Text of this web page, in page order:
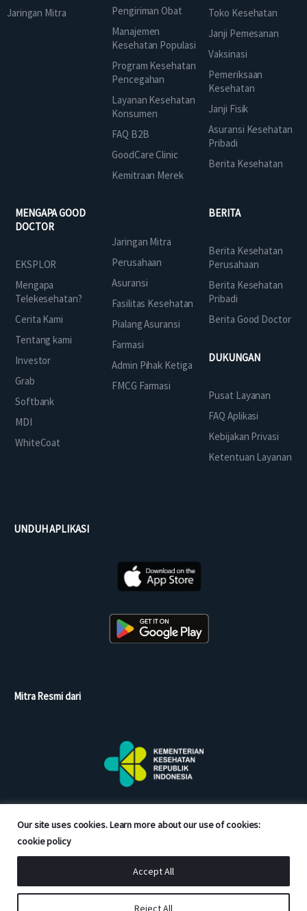
Our site uses cookies. Learn more about our use of cookies:
cookie policy
Reject All
Accept All
Jaringan Mitra
Pengiriman Obat
Manajemen
Kesehatan Populasi
Program Kesehatan
Pencegahan
Layanan Kesehatan
Konsumen
FAQ B2B
GoodCare Clinic
Kemitraan Merek
Toko Kesehatan
Janji Pemesanan
Vaksinasi
Pemeriksaan
Kesehatan
Janji Fisik
Asuransi Kesehatan
Pribadi
Berita Kesehatan
MENGAPA GOOD
DOCTOR
EKSPLOR
Mengapa
Telekesehatan?
Cerita Kami
Tentang kami
Investor
Grab
Softbank
MDI
WhiteCoat
Jaringan Mitra
Perusahaan
Asuransi
Fasilitas Kesehatan
Pialang Asuransi
Farmasi
Admin Pihak Ketiga
FMCG Farmasi
BERITA
Berita Kesehatan
Perusahaan
Berita Kesehatan
Pribadi
Berita Good Doctor
DUKUNGAN
Pusat Layanan
FAQ Aplikasi
Kebijakan Privasi
Ketentuan Layanan
UNDUH APLIKASI
Mitra Resmi dari
Copyright © 2026 Good Doctor. All rights reserved.